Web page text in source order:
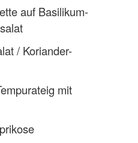
auf Basilikum-
/ Koriander-
mit